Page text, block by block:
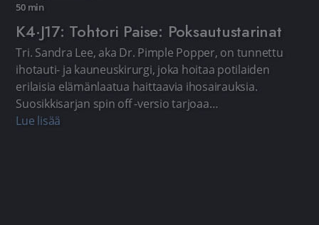
50 min
K4·J17: Tohtori Paise: Poksautustarinat
Tri. Sandra Lee, aka Dr. Pimple Popper, on tunnettu
ihotauti- ja kauneuskirurgi, joka hoitaa potilaiden
erilaisia elämänlaatua haittaavia ihosairauksia.
Suosikkisarjan spin off -versio tarjoaa
yksityiskohtaisempia tarinoita ja paljastuksia ohjelman
Lue lisää